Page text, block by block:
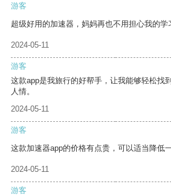
游客
超级好用的加速器，妈妈再也不用担心我的学
2024-05-11
游客
这款app是我旅行的好帮手，让我能够轻松找
人情。
2024-05-11
游客
这款加速器app的价格有点贵，可以适当降低
2024-05-11
游客